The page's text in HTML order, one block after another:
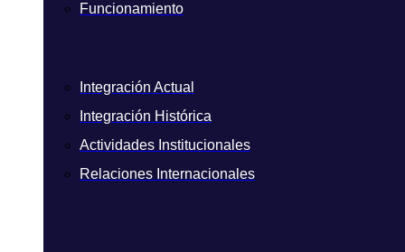
Funcionamiento
Integración Actual
Integración Histórica
Actividades Institucionales
Relaciones Internacionales